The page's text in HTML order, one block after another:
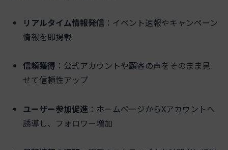
リアルタイム情報発信 ：イベント速報やキャンペーン
情報を即掲載
信頼獲得 ：公式アカウントや顧客の声をそのまま見
せて信頼性アップ
ユーザー参加促進 ：ホームページからXアカウントへ
誘導し、フォロワー増加